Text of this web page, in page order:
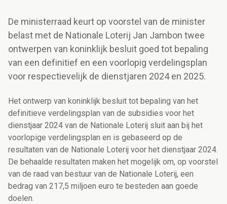
De ministerraad keurt op voorstel van de minister
belast met de Nationale Loterij Jan Jambon twee
ontwerpen van koninklijk besluit goed tot bepaling
van een definitief en een voorlopig verdelingsplan
voor respectievelijk de dienstjaren 2024 en 2025.
Het ontwerp van koninklijk besluit tot bepaling van het
definitieve verdelingsplan van de subsidies voor het
dienstjaar 2024 van de Nationale Loterij sluit aan bij het
voorlopige verdelingsplan en is gebaseerd op de
resultaten van de Nationale Loterij voor het dienstjaar 2024.
De behaalde resultaten maken het mogelijk om, op voorstel
van de raad van bestuur van de Nationale Loterij, een
bedrag van 217,5 miljoen euro te besteden aan goede
doelen.